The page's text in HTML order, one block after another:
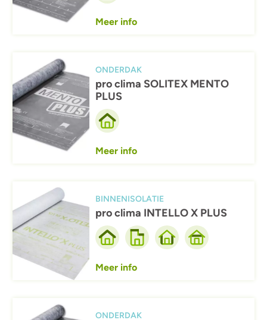
Meer info
Afbeelding
ONDERDAK
pro clima SOLITEX MENTO
PLUS
Meer info
Afbeelding
BINNENISOLATIE
pro clima INTELLO X PLUS
Meer info
Afbeelding
ONDERDAK